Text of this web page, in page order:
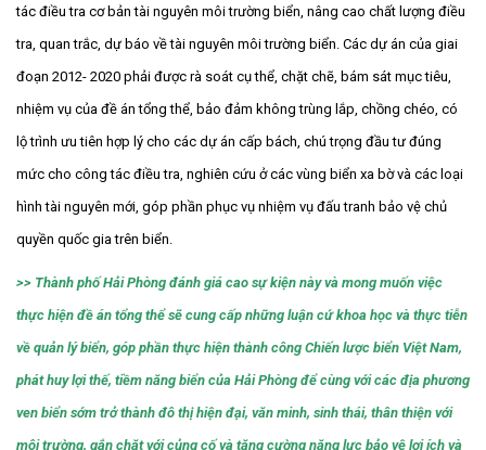
tác điều tra cơ bản tài nguyên môi trường biển, nâng cao chất lượng điều
tra, quan trắc, dự báo về tài nguyên môi trường biển. Các dự án của giai
đoạn 2012- 2020 phải được rà soát cụ thể, chặt chẽ, bám sát mục tiêu,
nhiệm vụ của đề án tổng thể, bảo đảm không trùng lắp, chồng chéo, có
lộ trình ưu tiên hợp lý cho các dự án cấp bách, chú trọng đầu tư đúng
mức cho công tác điều tra, nghiên cứu ở các vùng biển xa bờ và các loại
hình tài nguyên mới, góp phần phục vụ nhiệm vụ đấu tranh bảo vệ chủ
quyền quốc gia trên biển.
>> Thành phố Hải Phòng đánh giá cao sự kiện này và mong muốn việc
thực hiện đề án tổng thể sẽ cung cấp những luận cứ khoa học và thực tiễn
về quản lý biển, góp phần thực hiện thành công Chiến lược biển Việt Nam,
phát huy lợi thế, tiềm năng biển của Hải Phòng để cùng với các địa phương
ven biển sớm trở thành đô thị hiện đại, văn minh, sinh thái, thân thiện với
môi trường, gắn chặt với củng cố và tăng cường năng lực bảo vệ lợi ích và